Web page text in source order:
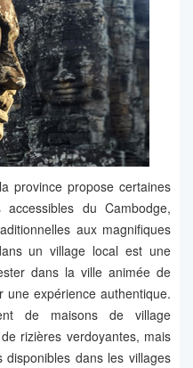
province propose certaines
du Cambodge,
aux magnifiques
un village local est une
dans la ville animée de
une expérience authentique.
de maisons de village
rizières verdoyantes, mais
dans les villages